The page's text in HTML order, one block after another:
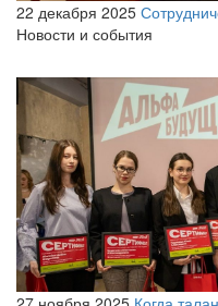
22 декабря 2025
Новости и события